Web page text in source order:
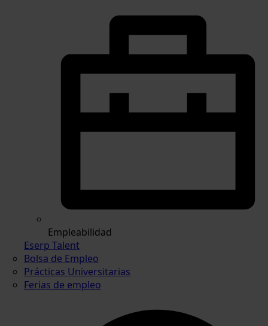
Empleabilidad
Eserp Talent
Bolsa de Empleo
Prácticas Universitarias
Ferias de empleo